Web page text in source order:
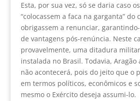
Esta, por sua vez, só se daria caso
“colocassem a faca na garganta” do
obrigassem a renunciar,
de vantagens pós-renúncia. Neste
provavelmente, uma ditadura
instalada no Brasil. Todavia,
não acontecerá, pois do jeito que o
em termos políticos, econômicos e
mesmo o Exército deseja assumi-lo.